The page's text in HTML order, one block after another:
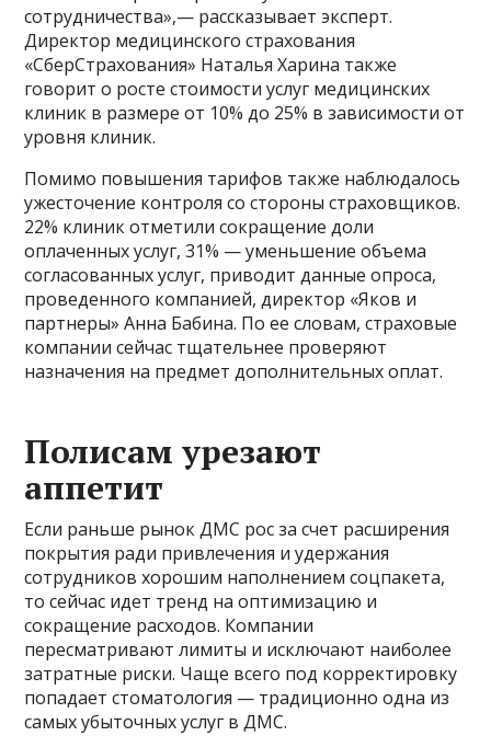
сотрудничества»,— рассказывает эксперт.
Директор медицинского страхования
«СберСтрахования» Наталья Харина также
говорит о росте стоимости услуг медицинских
клиник в размере от 10% до 25% в зависимости от
уровня клиник.
Помимо повышения тарифов также наблюдалось
ужесточение контроля со стороны страховщиков.
22% клиник отметили сокращение доли
оплаченных услуг, 31% — уменьшение объема
согласованных услуг, приводит данные опроса,
проведенного компанией, директор «Яков и
партнеры» Анна Бабина. По ее словам, страховые
компании сейчас тщательнее проверяют
назначения на предмет дополнительных оплат.
Полисам урезают
аппетит
Если раньше рынок ДМС рос за счет расширения
покрытия ради привлечения и удержания
сотрудников хорошим наполнением соцпакета,
то сейчас идет тренд на оптимизацию и
сокращение расходов. Компании
пересматривают лимиты и исключают наиболее
затратные риски. Чаще всего под корректировку
попадает стоматология — традиционно одна из
самых убыточных услуг в ДМС.